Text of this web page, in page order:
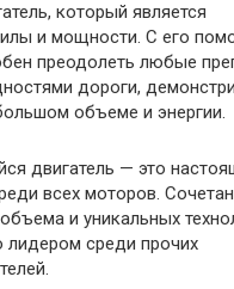
который является
и мощности. С его
преодолеть любые
дороги,
объеме и энергии.
двигатель — это
всех моторов.
и уникальных
лидером среди прочих